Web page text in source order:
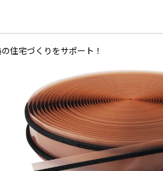
住宅づくりをサポート！